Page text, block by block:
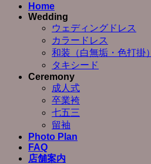
Home
Wedding
ウェディングドレス
カラードレス
和装（白無垢・色打掛）
タキシード
Ceremony
成人式
卒業袴
七五三
留袖
Photo Plan
FAQ
店舗案内